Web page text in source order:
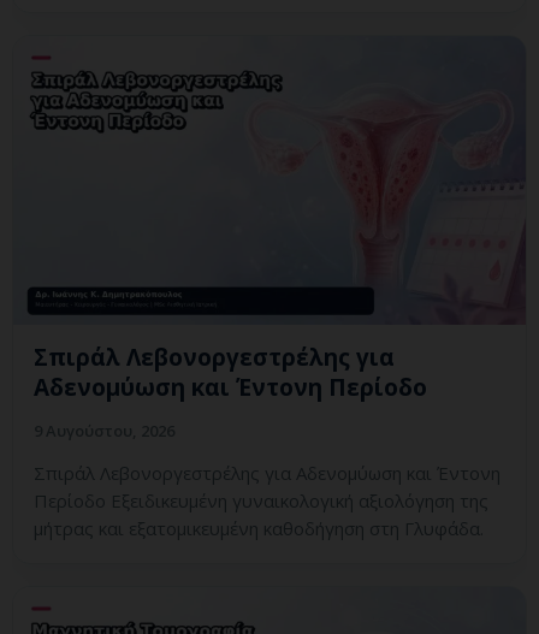
Σπιράλ Λεβονοργεστρέλης για
Αδενομύωση και Έντονη Περίοδο
Σπιράλ Λεβονοργεστρέλης για Αδενομύωση και Έντονη
Περίοδο Εξειδικευμένη γυναικολογική αξιολόγηση της
μήτρας και εξατομικευμένη καθοδήγηση στη Γλυφάδα.